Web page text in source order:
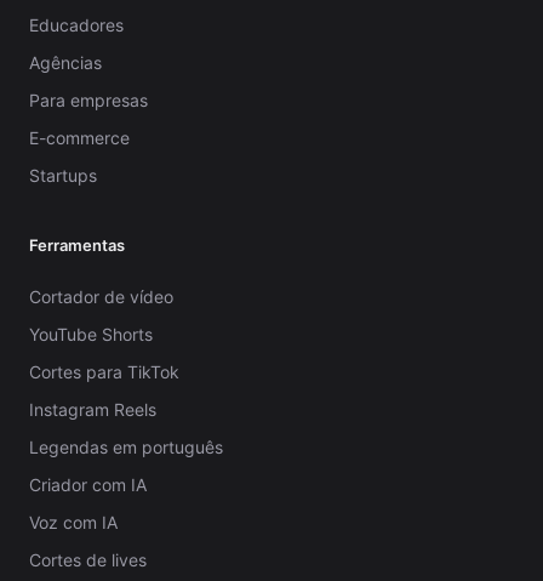
Educadores
Agências
Para empresas
E-commerce
Startups
Ferramentas
Cortador de vídeo
YouTube Shorts
Cortes para TikTok
Instagram Reels
Legendas em português
Criador com IA
Voz com IA
Cortes de lives